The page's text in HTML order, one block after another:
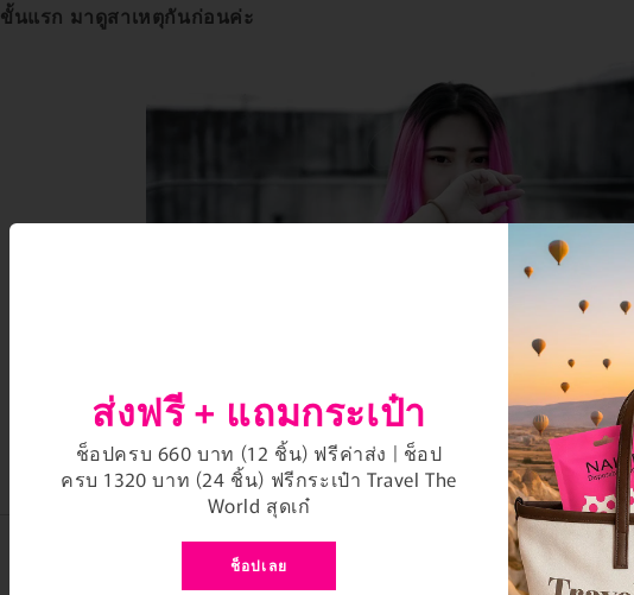
ขั้นแรก มาดูสาเหตุกันก่อนค่ะ
ส่งฟรี + แถมกระเป๋า
ช็อปครบ 660 บาท (12 ชิ้น) ฟรีค่าส่ง | ช็อป
ครบ 1320 บาท (24 ชิ้น) ฟรีกระเป๋า Travel The
World สุดเก๋
ช็อปเลย